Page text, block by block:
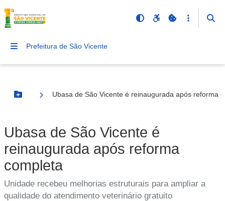
Prefeitura de São Vicente
Botão Menu
Ubasa de São Vicente é reinaugurada após reforma
Ubasa de São Vicente é
reinaugurada após reforma
completa
Unidade recebeu melhorias estruturais para ampliar a
qualidade do atendimento veterinário gratuito